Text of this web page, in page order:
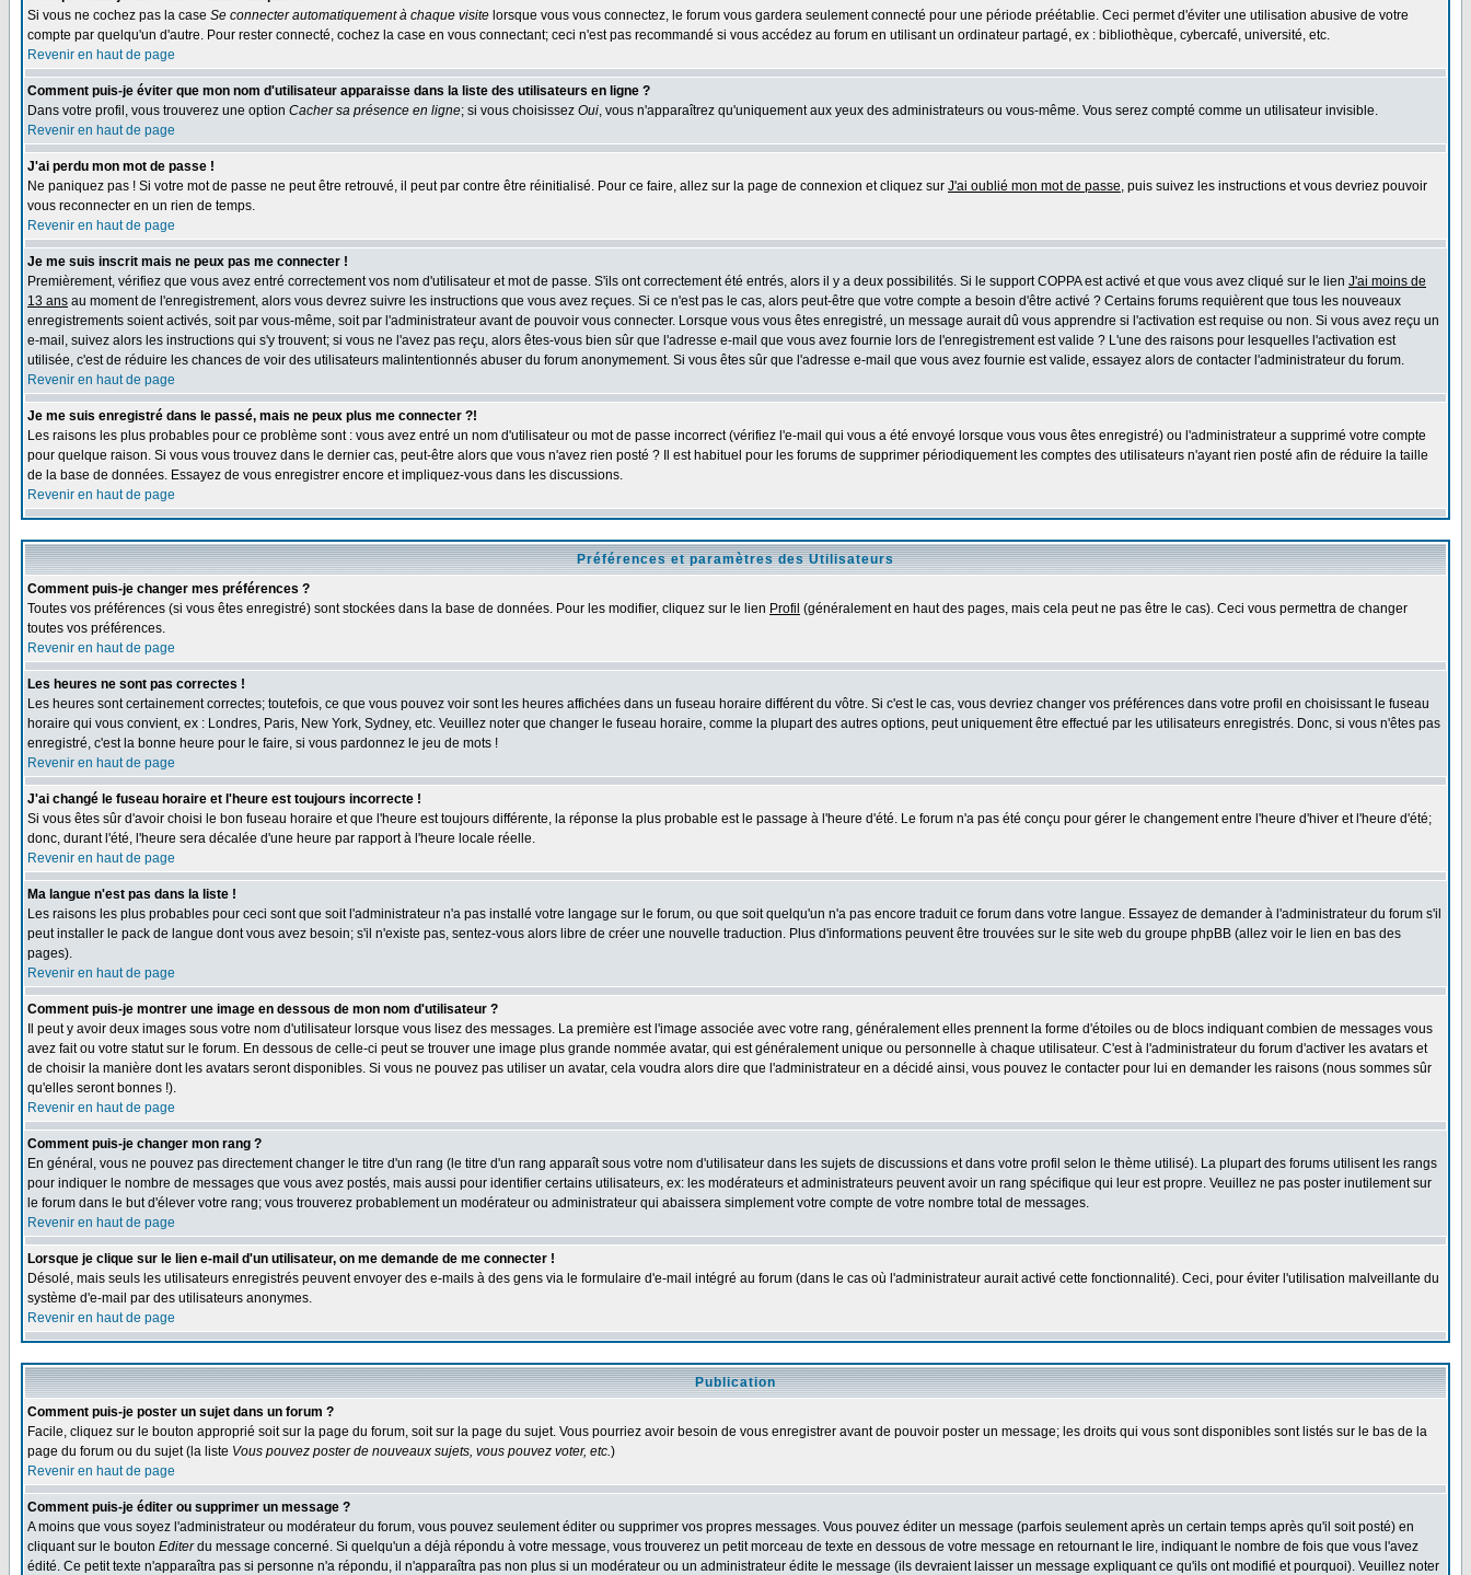
Si vous ne cochez pas la case Se connecter automatiquement à chaque visite lorsque vous vous connectez, le forum vous gardera seulement connecté pour une période préétablie. Ceci permet d'éviter une utilisation abusive de votre
compte par quelqu'un d'autre. Pour rester connecté, cochez la case en vous connectant; ceci n'est pas recommandé si vous accédez au forum en utilisant un ordinateur partagé, ex : bibliothèque, cybercafé, université, etc.
Revenir en haut de page
Comment puis-je éviter que mon nom d'utilisateur apparaisse dans la liste des utilisateurs en ligne ?
Dans votre profil, vous trouverez une option Cacher sa présence en ligne; si vous choisissez Oui, vous n'apparaîtrez qu'uniquement aux yeux des administrateurs ou vous-même. Vous serez compté comme un utilisateur invisible.
Revenir en haut de page
J'ai perdu mon mot de passe !
Ne paniquez pas ! Si votre mot de passe ne peut être retrouvé, il peut par contre être réinitialisé. Pour ce faire, allez sur la page de connexion et cliquez sur J'ai oublié mon mot de passe, puis suivez les instructions et vous devriez pouvoir
vous reconnecter en un rien de temps.
Revenir en haut de page
Je me suis inscrit mais ne peux pas me connecter !
Premièrement, vérifiez que vous avez entré correctement vos nom d'utilisateur et mot de passe. S'ils ont correctement été entrés, alors il y a deux possibilités. Si le support COPPA est activé et que vous avez cliqué sur le lien J'ai moins de
13 ans au moment de l'enregistrement, alors vous devrez suivre les instructions que vous avez reçues. Si ce n'est pas le cas, alors peut-être que votre compte a besoin d'être activé ? Certains forums requièrent que tous les nouveaux
enregistrements soient activés, soit par vous-même, soit par l'administrateur avant de pouvoir vous connecter. Lorsque vous vous êtes enregistré, un message aurait dû vous apprendre si l'activation est requise ou non. Si vous avez reçu un
e-mail, suivez alors les instructions qui s'y trouvent; si vous ne l'avez pas reçu, alors êtes-vous bien sûr que l'adresse e-mail que vous avez fournie lors de l'enregistrement est valide ? L'une des raisons pour lesquelles l'activation est
utilisée, c'est de réduire les chances de voir des utilisateurs malintentionnés abuser du forum anonymement. Si vous êtes sûr que l'adresse e-mail que vous avez fournie est valide, essayez alors de contacter l'administrateur du forum.
Revenir en haut de page
Je me suis enregistré dans le passé, mais ne peux plus me connecter ?!
Les raisons les plus probables pour ce problème sont : vous avez entré un nom d'utilisateur ou mot de passe incorrect (vérifiez l'e-mail qui vous a été envoyé lorsque vous vous êtes enregistré) ou l'administrateur a supprimé votre compte
pour quelque raison. Si vous vous trouvez dans le dernier cas, peut-être alors que vous n'avez rien posté ? Il est habituel pour les forums de supprimer périodiquement les comptes des utilisateurs n'ayant rien posté afin de réduire la taille
de la base de données. Essayez de vous enregistrer encore et impliquez-vous dans les discussions.
Revenir en haut de page
Préférences et paramètres des Utilisateurs
Comment puis-je changer mes préférences ?
Toutes vos préférences (si vous êtes enregistré) sont stockées dans la base de données. Pour les modifier, cliquez sur le lien Profil (généralement en haut des pages, mais cela peut ne pas être le cas). Ceci vous permettra de changer
toutes vos préférences.
Revenir en haut de page
Les heures ne sont pas correctes !
Les heures sont certainement correctes; toutefois, ce que vous pouvez voir sont les heures affichées dans un fuseau horaire différent du vôtre. Si c'est le cas, vous devriez changer vos préférences dans votre profil en choisissant le fuseau
horaire qui vous convient, ex : Londres, Paris, New York, Sydney, etc. Veuillez noter que changer le fuseau horaire, comme la plupart des autres options, peut uniquement être effectué par les utilisateurs enregistrés. Donc, si vous n'êtes pas
enregistré, c'est la bonne heure pour le faire, si vous pardonnez le jeu de mots !
Revenir en haut de page
J'ai changé le fuseau horaire et l'heure est toujours incorrecte !
Si vous êtes sûr d'avoir choisi le bon fuseau horaire et que l'heure est toujours différente, la réponse la plus probable est le passage à l'heure d'été. Le forum n'a pas été conçu pour gérer le changement entre l'heure d'hiver et l'heure d'été;
donc, durant l'été, l'heure sera décalée d'une heure par rapport à l'heure locale réelle.
Revenir en haut de page
Ma langue n'est pas dans la liste !
Les raisons les plus probables pour ceci sont que soit l'administrateur n'a pas installé votre langage sur le forum, ou que soit quelqu'un n'a pas encore traduit ce forum dans votre langue. Essayez de demander à l'administrateur du forum s'il
peut installer le pack de langue dont vous avez besoin; s'il n'existe pas, sentez-vous alors libre de créer une nouvelle traduction. Plus d'informations peuvent être trouvées sur le site web du groupe phpBB (allez voir le lien en bas des
pages).
Revenir en haut de page
Comment puis-je montrer une image en dessous de mon nom d'utilisateur ?
Il peut y avoir deux images sous votre nom d'utilisateur lorsque vous lisez des messages. La première est l'image associée avec votre rang, généralement elles prennent la forme d'étoiles ou de blocs indiquant combien de messages vous
avez fait ou votre statut sur le forum. En dessous de celle-ci peut se trouver une image plus grande nommée avatar, qui est généralement unique ou personnelle à chaque utilisateur. C'est à l'administrateur du forum d'activer les avatars et
de choisir la manière dont les avatars seront disponibles. Si vous ne pouvez pas utiliser un avatar, cela voudra alors dire que l'administrateur en a décidé ainsi, vous pouvez le contacter pour lui en demander les raisons (nous sommes sûr
qu'elles seront bonnes !).
Revenir en haut de page
Comment puis-je changer mon rang ?
En général, vous ne pouvez pas directement changer le titre d'un rang (le titre d'un rang apparaît sous votre nom d'utilisateur dans les sujets de discussions et dans votre profil selon le thème utilisé). La plupart des forums utilisent les rangs
pour indiquer le nombre de messages que vous avez postés, mais aussi pour identifier certains utilisateurs, ex: les modérateurs et administrateurs peuvent avoir un rang spécifique qui leur est propre. Veuillez ne pas poster inutilement sur
le forum dans le but d'élever votre rang; vous trouverez probablement un modérateur ou administrateur qui abaissera simplement votre compte de votre nombre total de messages.
Revenir en haut de page
Lorsque je clique sur le lien e-mail d'un utilisateur, on me demande de me connecter !
Désolé, mais seuls les utilisateurs enregistrés peuvent envoyer des e-mails à des gens via le formulaire d'e-mail intégré au forum (dans le cas où l'administrateur aurait activé cette fonctionnalité). Ceci, pour éviter l'utilisation malveillante du
système d'e-mail par des utilisateurs anonymes.
Revenir en haut de page
Publication
Comment puis-je poster un sujet dans un forum ?
Facile, cliquez sur le bouton approprié soit sur la page du forum, soit sur la page du sujet. Vous pourriez avoir besoin de vous enregistrer avant de pouvoir poster un message; les droits qui vous sont disponibles sont listés sur le bas de la
page du forum ou du sujet (la liste Vous pouvez poster de nouveaux sujets, vous pouvez voter, etc.)
Revenir en haut de page
Comment puis-je éditer ou supprimer un message ?
A moins que vous soyez l'administrateur ou modérateur du forum, vous pouvez seulement éditer ou supprimer vos propres messages. Vous pouvez éditer un message (parfois seulement après un certain temps après qu'il soit posté) en
cliquant sur le bouton Editerdu message concerné. Si quelqu'un a déjà répondu à votre message, vous trouverez un petit morceau de texte en dessous de votre message en retournant le lire, indiquant le nombre de fois que vous l'avez
édité. Ce petit texte n'apparaîtra pas si personne n'a répondu, il n'apparaîtra pas non plus si un modérateur ou un administrateur édite le message (ils devraient laisser un message expliquant ce qu'ils ont modifié et pourquoi). Veuillez noter